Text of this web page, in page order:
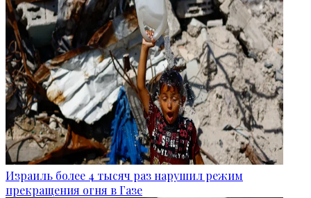
Израиль более 4 тысяч раз нарушил режим
прекращения огня в Газе